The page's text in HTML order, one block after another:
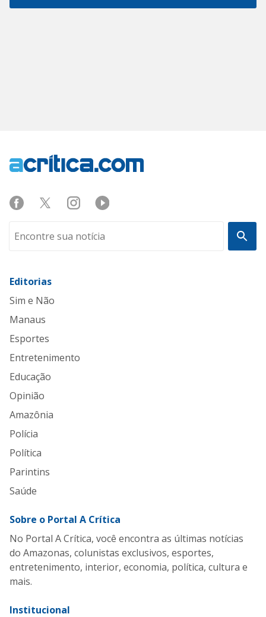
Editorias
Sim e Não
Manaus
Esportes
Entretenimento
Educação
Opinião
Amazônia
Polícia
Política
Parintins
Saúde
Sobre o Portal A Crítica
No Portal A Crítica, você encontra as últimas notícias
do Amazonas, colunistas exclusivos, esportes,
entretenimento, interior, economia, política, cultura e
mais.
Institucional